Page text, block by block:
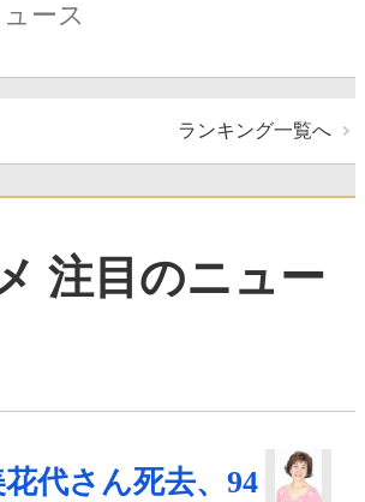
ース
ランキング一覧へ
注目のニュー
代さん死去、94